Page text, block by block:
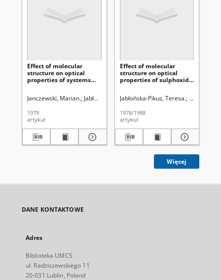
Effect of molecular
structure on optical
properties of systems
Synthesis, spatial
properties of α-(l,5-
bromonaphthyl)-
propionic acids
Janczewski, Marian. Jabłońska-Pikus, Teresa. Jabłońska-Pikus, Teresa.
1979
artykuł
Effect of molecular
structure on optical
properties of sulphoxide
acids and some of their
Jabłońska-Pikus, Teresa.
1978/1988
artykuł
Więcej
DANE KONTAKTOWE
Adres
Biblioteka UMCS
ul. Radziszewskiego 11
20-031 Lublin, Poland